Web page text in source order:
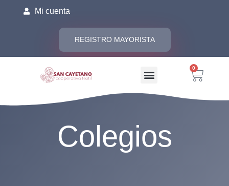
Mi cuenta
REGISTRO MAYORISTA
0
Colegios